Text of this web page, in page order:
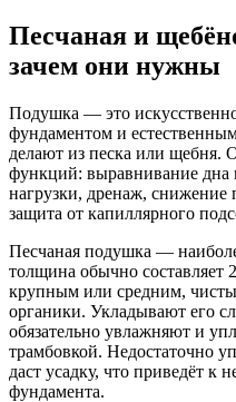
Песчаная и
зачем они нужны
Подушка — это
фундаментом и
делают из песка или щебня.
функций: выравнивание дна
нагрузки, дренаж, снижение
защита от капиллярного
Песчаная подушка —
толщина обычно составляет
крупным или средним,
органики. Укладывают его
обязательно увлажняют и
трамбовкой. Недостаточно
даст усадку, что приведёт к
фундамента.